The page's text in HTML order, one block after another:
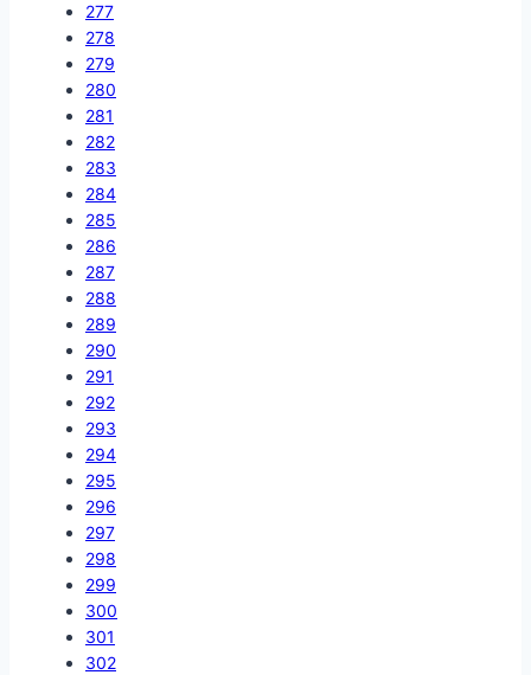
277
278
279
280
281
282
283
284
285
286
287
288
289
290
291
292
293
294
295
296
297
298
299
300
301
302